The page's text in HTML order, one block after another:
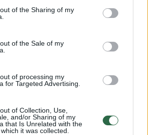
of the Sharing of my
of the Sale of my
of processing my
for Targeted Advertising.
of Collection, Use,
and/or Sharing of my
that Is Unrelated with the
it was collected.
00:00:57
nusimato karštas: temperatūra kils iki
00:00:59
Vilniaus Vakarinis aplinkkelis: